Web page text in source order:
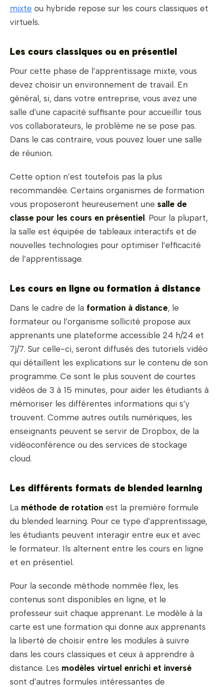
mixte ou hybride repose sur les cours classiques et
virtuels.
Les cours classiques ou en présentiel
Pour cette phase de l’apprentissage mixte, vous
devez choisir un environnement de travail. En
général, si, dans votre entreprise, vous avez une
salle d’une capacité suffisante pour accueillir tous
vos collaborateurs, le problème ne se pose pas.
Dans le cas contraire, vous pouvez louer une salle
de réunion.
Cette option n’est toutefois pas la plus
recommandée. Certains organismes de formation
vous proposeront heureusement une salle de
classe pour les cours en présentiel. Pour la plupart,
la salle est équipée de tableaux interactifs et de
nouvelles technologies pour optimiser l’efficacité
de l’apprentissage.
Les cours en ligne ou formation à distance
Dans le cadre de la formation à distance, le
formateur ou l’organisme sollicité propose aux
apprenants une plateforme accessible 24 h/24 et
7j/7. Sur celle-ci, seront diffusés des tutoriels vidéo
qui détaillent les explications sur le contenu de son
programme. Ce sont le plus souvent de courtes
vidéos de 3 à 15 minutes, pour aider les étudiants à
mémoriser les différentes informations qui s’y
trouvent. Comme autres outils numériques, les
enseignants peuvent se servir de Dropbox, de la
vidéoconférence ou des services de stockage
cloud.
Les différents formats de blended learning
La méthode de rotation est la première formule
du blended learning. Pour ce type d’apprentissage,
les étudiants peuvent interagir entre eux et avec
le formateur. Ils alternent entre les cours en ligne
et en présentiel.
Pour la seconde méthode nommée flex, les
contenus sont disponibles en ligne, et le
professeur suit chaque apprenant. Le modèle à la
carte est une formation qui donne aux apprenants
la liberté de choisir entre les modules à suivre
dans les cours classiques et ceux à apprendre à
distance. Les modèles virtuel enrichi et inversé
sont d’autres formules intéressantes de